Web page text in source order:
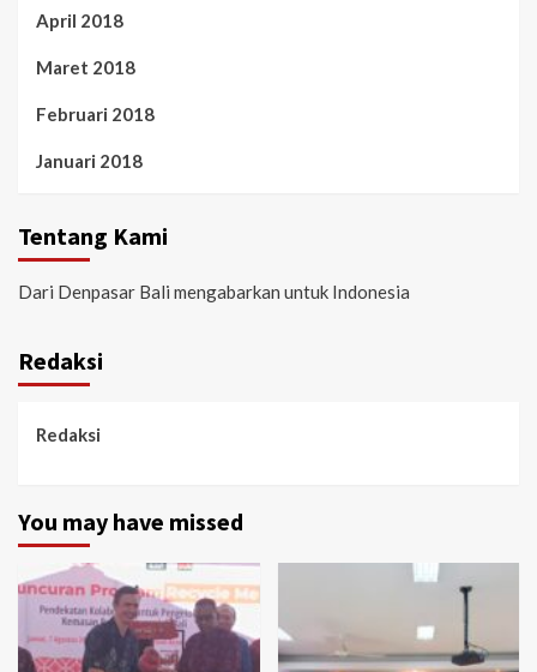
April 2018
Maret 2018
Februari 2018
Januari 2018
Tentang Kami
Dari Denpasar Bali mengabarkan untuk Indonesia
Redaksi
Redaksi
You may have missed